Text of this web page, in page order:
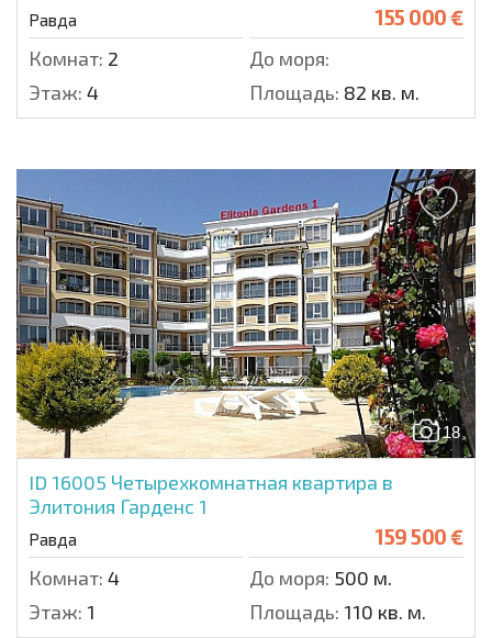
Равда 155 000 €
Комнат: 2
До моря:
Этаж: 4 Площадь: 82 кв. м.
18
ID 16005 Четырехкомнатная квартира в
Элитония Гарденс 1
Равда 159 500 €
Комнат: 4 До моря: 500 м.
Этаж: 1 Площадь: 110 кв. м.